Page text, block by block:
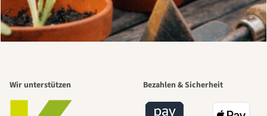
Wir unterstützen Bezahlen & Sicherheit